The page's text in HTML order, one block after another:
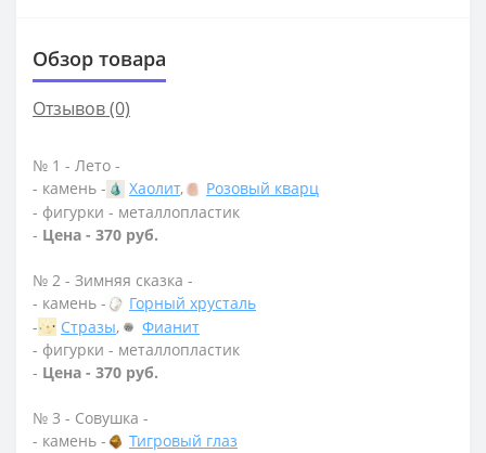
Обзор товара
Отзывов (0)
№ 1 - Лето -
- камень -
Хаолит,
Розовый кварц
- фигурки - металлопластик
- Цена - 370 руб.
№ 2 - Зимняя сказка -
- камень -
Горный хрусталь
-
Стразы,
Фианит
- фигурки - металлопластик
- Цена - 370 руб.
№ 3 - Совушка -
- камень -
Тигровый глаз